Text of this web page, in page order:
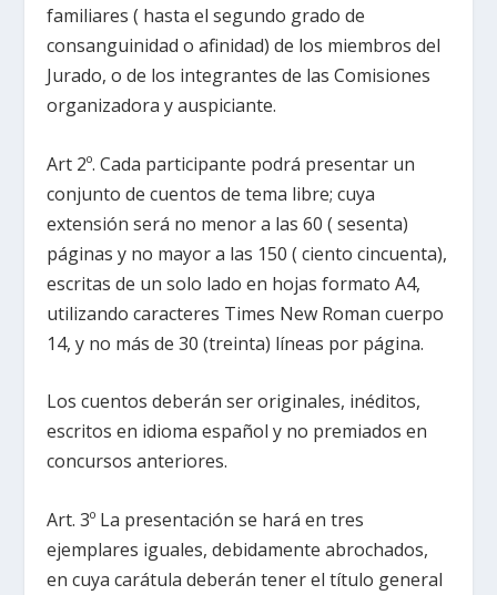
familiares ( hasta el segundo grado de
consanguinidad o afinidad) de los miembros del
Jurado, o de los integrantes de las Comisiones
organizadora y auspiciante.
Art 2º. Cada participante podrá presentar un
conjunto de cuentos de tema libre; cuya
extensión será no menor a las 60 ( sesenta)
páginas y no mayor a las 150 ( ciento cincuenta),
escritas de un solo lado en hojas formato A4,
utilizando caracteres Times New Roman cuerpo
14, y no más de 30 (treinta) líneas por página.
Los cuentos deberán ser originales, inéditos,
escritos en idioma español y no premiados en
concursos anteriores.
Art. 3º La presentación se hará en tres
ejemplares iguales, debidamente abrochados,
en cuya carátula deberán tener el título general